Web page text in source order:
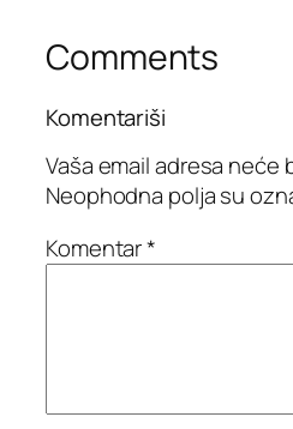
Comments
Komentariši
Vaša email adresa neće
Neophodna polja su
Komentar*